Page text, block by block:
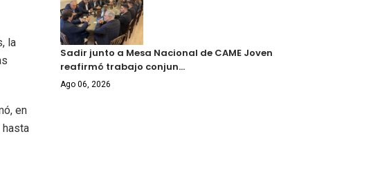
la
en
hasta
Sadir junto a Mesa Nacional de CAME Joven
reafirmó trabajo conjun…
Ago 06, 2026